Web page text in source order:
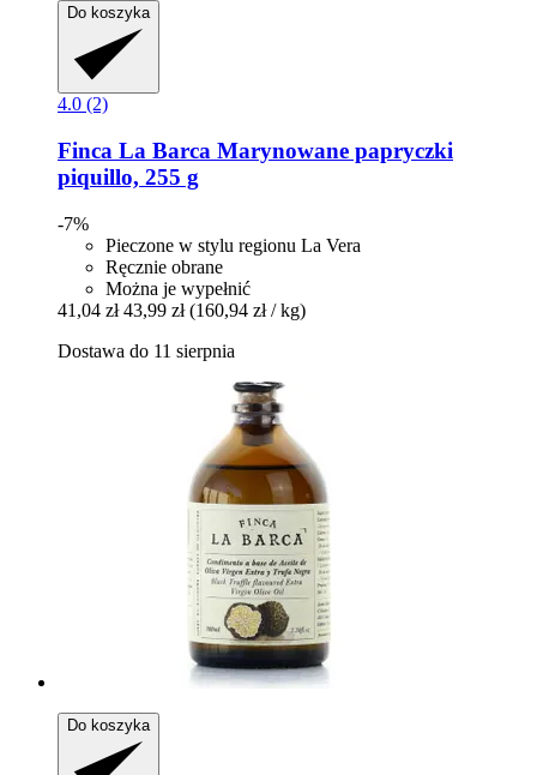
Do koszyka
4.0 (2)
Finca La Barca Marynowane papryczki
piquillo, 255 g
-7%
Pieczone w stylu regionu La Vera
Ręcznie obrane
Można je wypełnić
41,04 zł 43,99 zł (160,94 zł / kg)
Dostawa do 11 sierpnia
Do koszyka